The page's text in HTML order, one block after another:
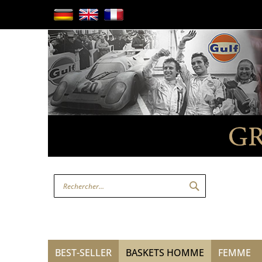
contenu
RECHERCHER
BEST-SELLER BASKETS HOMME FEMME